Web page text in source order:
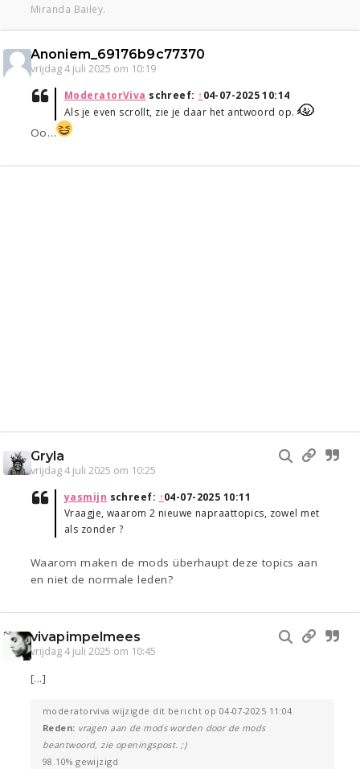
Miranda Bailey.
Anoniem_69176b9c77370
vrijdag 4 juli 2025 om 10:19
ModeratorViva schreef: ↑04-07-2025 10:14
Als je even scrollt, zie je daar het antwoord op.
Oo…
Gryla
vrijdag 4 juli 2025 om 10:25
yasmijn schreef: ↑04-07-2025 10:11
Vraagje, waarom 2 nieuwe napraattopics, zowel met
als zonder ?
Waarom maken de mods überhaupt deze topics aan
en niet de normale leden?
vivapimpelmees
vrijdag 4 juli 2025 om 10:45
[...]
moderatorviva wijzigde dit bericht op 04-07-2025 11:04
Reden: vragen aan de mods worden door de mods
beantwoord, zie openingspost. ;)
98.10% gewijzigd